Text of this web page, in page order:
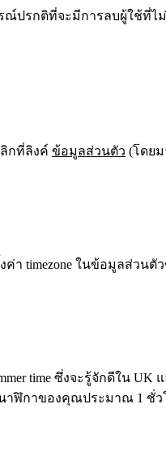
ณ์ปรกติที่จะมีการลบผู้ใช้ที่
กที่ลิงค์ ข้อมูลส่วนตัว (โดย
timezone ในข้อมูลส่วนตั
time ซึ่งจะรู้จักดีใน
นาฬิกาของคุณประมาณ 1 ชั่ว